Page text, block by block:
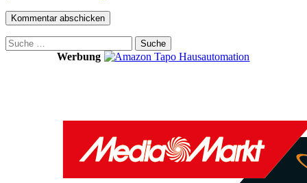
Suche
nach:
Werbung